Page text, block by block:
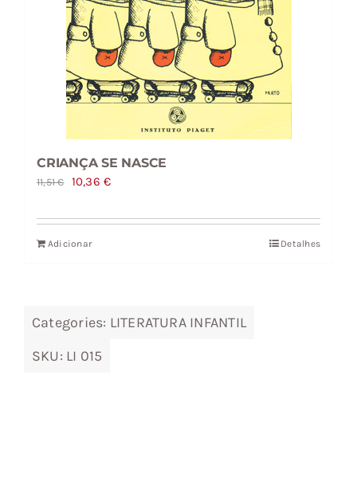
CRIANÇA SE NASCE
11,51€
O
original
era:
10,36€O
atual
Adicionar Detalhes
Categories: LITERATURA INFANTIL
SKU: LI 015